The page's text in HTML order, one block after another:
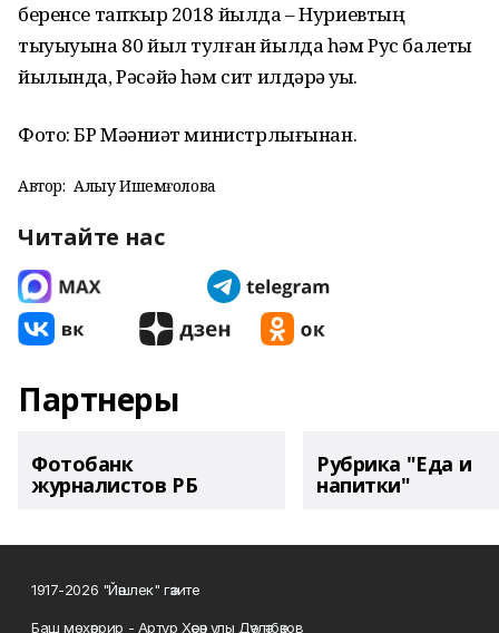
беренсе тапҡыр 2018 йылда – Нуриевтың
тыуыуына 80 йыл тулған йылда һәм Рус балеты
йылында, Рәсәйҙә һәм сит илдәрҙә уҙҙы.
Фото: БР Мәҙәниәт министрлығынан.
Автор: Алһыу Ишемғолова
Читайте нас
Партнеры
Фотобанк
журналистов РБ
Рубрика "Еда и
напитки"
1917-2026 "Йәшлек" гәзите
Баш мөхәррир - Артур Хәсән улы Дәүләтбәков